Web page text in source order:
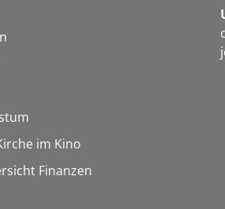
im Kino
Finanzen